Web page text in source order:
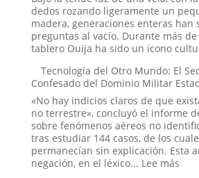
de
Amaicha:
¿Un
viaje
las
estrellas
o
un
trauma
reprimido?
dedos rozando ligeramente un
madera, generaciones enteras han
preguntas al vacío. Durante más de
tablero Ouija ha sido un icono
Tecnología del Otro Mundo: El
Confesado del Dominio Militar
«No hay indicios claros de que
no terrestre», concluyó el informe
sobre fenómenos aéreos no
tras estudiar 144 casos, de los
permanecían sin explicación. Esta
negación, en el léxico... Lee más: